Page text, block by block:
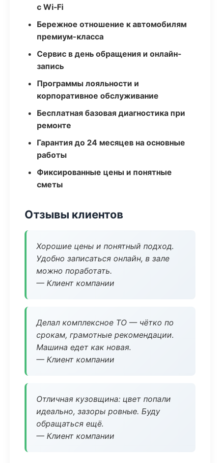
с Wi‑Fi
Бережное отношение к автомобилям
премиум-класса
Сервис в день обращения и онлайн-
запись
Программы лояльности и
корпоративное обслуживание
Бесплатная базовая диагностика при
ремонте
Гарантия до 24 месяцев на основные
работы
Фиксированные цены и понятные
сметы
Отзывы клиентов
Хорошие цены и понятный подход.
Удобно записаться онлайн, в зале
можно поработать.
— Клиент компании
Делал комплексное ТО — чётко по
срокам, грамотные рекомендации.
Машина едет как новая.
— Клиент компании
Отличная кузовщина: цвет попали
идеально, зазоры ровные. Буду
обращаться ещё.
— Клиент компании